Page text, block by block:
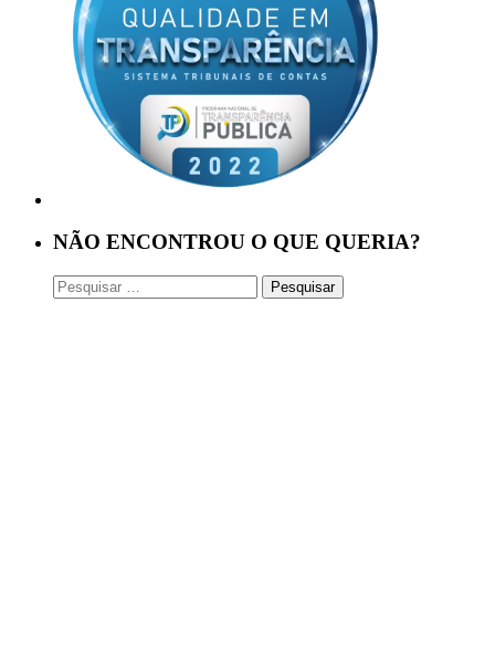
NÃO ENCONTROU O QUE QUERIA?
Pesquisar
por: